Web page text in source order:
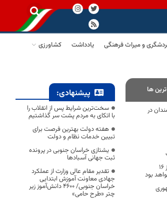
و میراث فرهنگی یادداشت
کشاورزی
ها
در
ساعت کاری ادارات و دستگاه های اجرایی از ۱۶
پیشنهادی:
سخت‌ترین شرایط پس از انقلاب را
با اتکای به مردم پشت سر گذاشتیم
هفته دولت بهترین فرصت برای
تبیین خدمات نظام و دولت
یشتازی خراسان جنوبی در پرونده
ثبت جهانی آسبادها
تقدیر مقام عالی وزارت از عملکرد
جهادی معاونت آموزش ابتدایی
خراسان جنوبی/ ۴۶۰۰ دانش‌آموز زیر
چتر «طرح حامی»